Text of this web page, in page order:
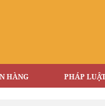
HÀNG PHÁP